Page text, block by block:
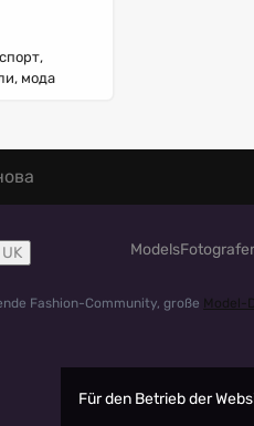
мода
UK Models
Fashion-Community, große Model-
Für den Betrieb der